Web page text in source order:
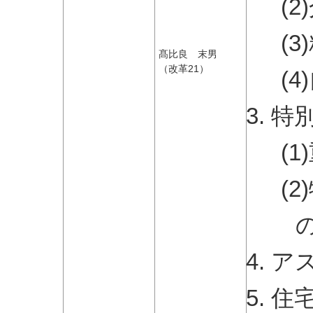
髙比良 末男
（改革21）
特
ア
住